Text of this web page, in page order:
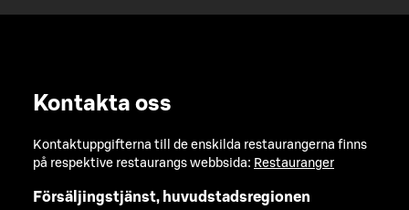
Kontakta oss
Kontaktuppgifterna till de enskilda restaurangerna finns
på respektive restaurangs webbsida: Restauranger
Försäljingstjänst, huvudstadsregionen